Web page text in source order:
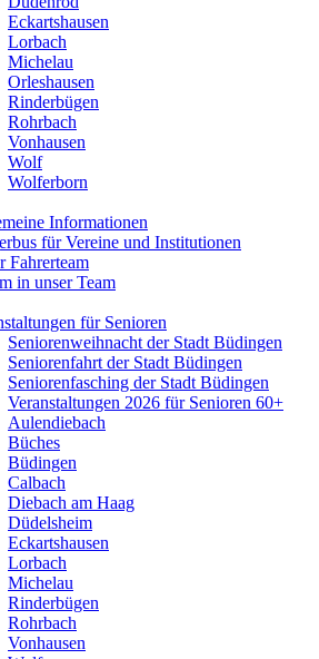
Eckartshausen
Lorbach
Michelau
Orleshausen
Rinderbügen
Rohrbach
Vonhausen
Wolf
Wolferborn
Informationen
für Vereine und Institutionen
Fahrerteam
in unser Team
für Senioren
Seniorenweihnacht der Stadt Büdingen
Seniorenfahrt der Stadt Büdingen
Seniorenfasching der Stadt Büdingen
Veranstaltungen 2026 für Senioren 60+
Aulendiebach
Büches
Büdingen
Calbach
Diebach am Haag
Düdelsheim
Eckartshausen
Lorbach
Michelau
Rinderbügen
Rohrbach
Vonhausen